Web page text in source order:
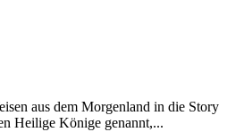
aus dem Morgenland in die Story
Heilige Könige genannt,...